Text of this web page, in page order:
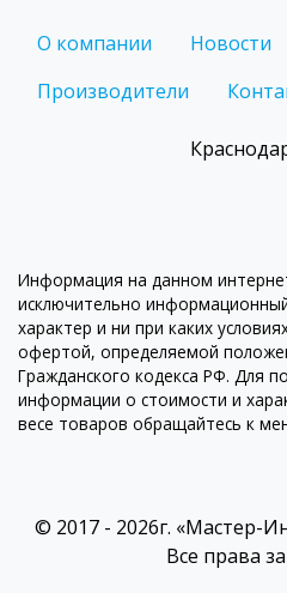
О компании Новости
Производители
Информация на данном
исключительно
характер и ни при каких
офертой, определяемой
Гражданского кодекса РФ. Для
информации о стоимости и
весе товаров обращайтесь к
© 2017 - 2026г. «Мастер-
Все права